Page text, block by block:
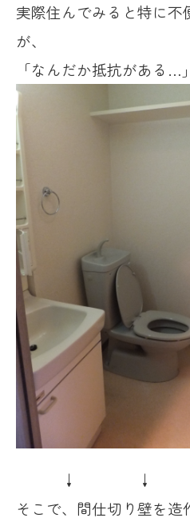
実際住んでみると特に不
が、
「なんだか抵抗がある…
↓ ↓
そこで、間仕切り壁を造